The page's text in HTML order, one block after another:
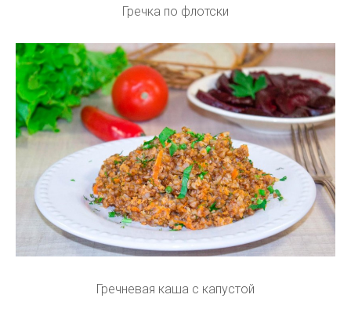
Гречка по флотски
Гречневая каша с капустой